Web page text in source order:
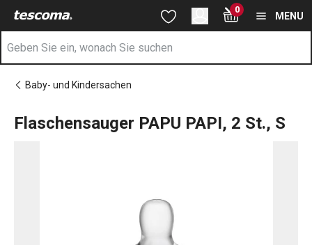
Sie befinden sich auf der Flaschensauger PAPU PAPI, 2 St., S
Zum Hauptinhalt springen
Zur Suche springen
Zur Navigation springen 0
MENU
Baby- und Kindersachen
Flaschensauger PAPU PAPI, 2 St., S